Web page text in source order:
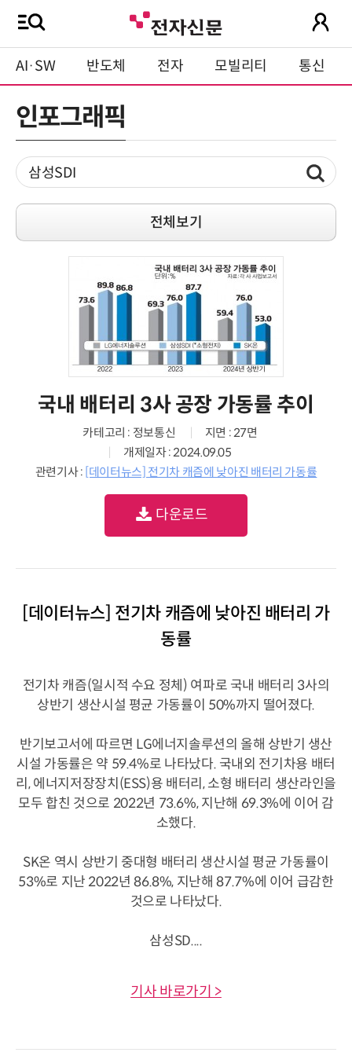
AI·SW 반도체 전자 모빌리티 통신
인포그래픽
전체보기
국내 배터리 3사 공장 가동률 추이
카테고리 : 정보통신
지면 : 27면
개제일자 : 2024.09.05
관련기사 : [데이터뉴스] 전기차 캐즘에 낮아진 배터리 가동률
다운로드
[데이터뉴스] 전기차 캐즘에 낮아진 배터리 가
동률
전기차 캐즘(일시적 수요 정체) 여파로 국내 배터리 3사의
상반기 생산시설 평균 가동률이 50%까지 떨어졌다.
반기보고서에 따르면 LG에너지솔루션의 올해 상반기 생산
시설 가동률은 약 59.4%로 나타났다. 국내외 전기차용 배터
리, 에너지저장장치(ESS)용 배터리, 소형 배터리 생산라인을
모두 합친 것으로 2022년 73.6%, 지난해 69.3%에 이어 감
소했다.
SK온 역시 상반기 중대형 배터리 생산시설 평균 가동률이
53%로 지난 2022년 86.8%, 지난해 87.7%에 이어 급감한
것으로 나타났다.
삼성SD....
기사 바로가기 >